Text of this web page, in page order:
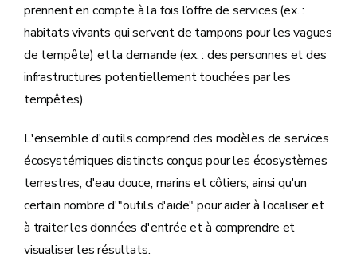
prennent en compte à la fois l’offre de services (ex. :
habitats vivants qui servent de tampons pour les vagues
de tempête) et la demande (ex. : des personnes et des
infrastructures potentiellement touchées par les
tempêtes).
L'ensemble d'outils comprend des modèles de services
écosystémiques distincts conçus pour les écosystèmes
terrestres, d'eau douce, marins et côtiers, ainsi qu'un
certain nombre d'"outils d'aide" pour aider à localiser et
à traiter les données d'entrée et à comprendre et
visualiser les résultats.